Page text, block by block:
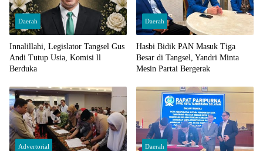
Daerah
Innalillahi, Legislator Tangsel Gus
Andi Tutup Usia, Komisi ll
Berduka
Daerah
Hasbi Bidik PAN Masuk Tiga
Besar di Tangsel, Yandri Minta
Mesin Partai Bergerak
Advertorial Daerah